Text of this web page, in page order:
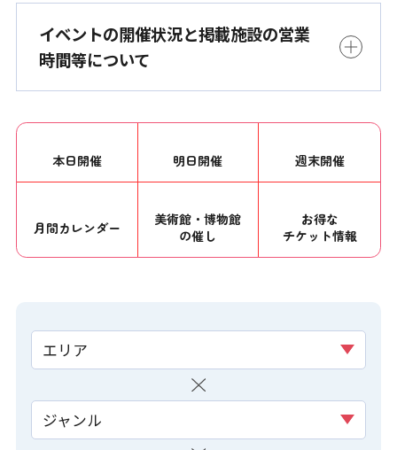
イベントの開催状況と掲載施設の営業
時間等について
本日開催 明日開催 週末開催
月間カレンダー
美術館・博物館
の催し
お得な
チケット情報
エリア
ジャンル